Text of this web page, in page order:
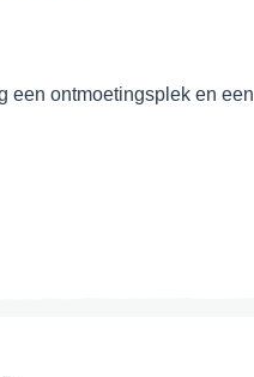
een ontmoetingsplek en een